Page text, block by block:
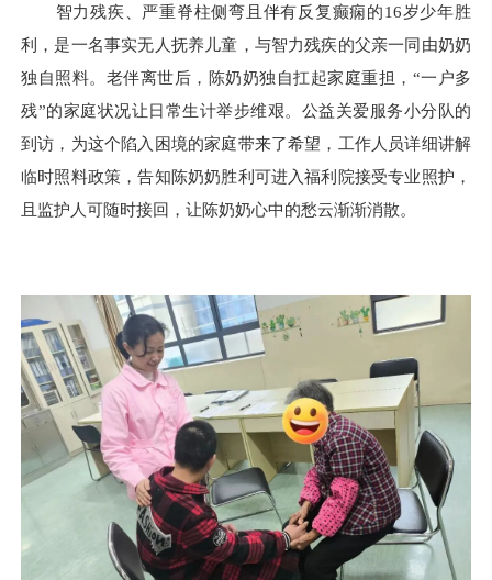
智力残疾、严重脊柱侧弯且伴有反复癫痫的16岁少年胜
利，是一名事实无人抚养儿童，与智力残疾的父亲一同由奶奶
独自照料。老伴离世后，陈奶奶独自扛起家庭重担，“一户多
残”的家庭状况让日常生计举步维艰。公益关爱服务小分队的
到访，为这个陷入困境的家庭带来了希望，工作人员详细讲解
临时照料政策，告知陈奶奶胜利可进入福利院接受专业照护，
且监护人可随时接回，让陈奶奶心中的愁云渐渐消散。